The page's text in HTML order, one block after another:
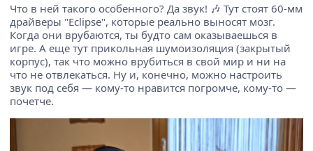
Что в ней такого особенного? Да звук! 🎶 Тут стоят 60-мм
драйверы "Eclipse", которые реально выносят мозг.
Когда они врубаются, ты будто сам оказываешься в
игре. А еще тут прикольная шумоизоляция (закрытый
корпус), так что можно врубиться в свой мир и ни на
что не отвлекаться. Ну и, конечно, можно настроить
звук под себя — кому-то нравится погромче, кому-то —
почетче.